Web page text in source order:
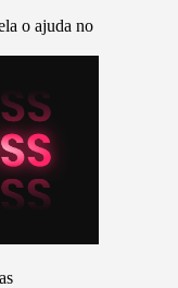
o ajuda no